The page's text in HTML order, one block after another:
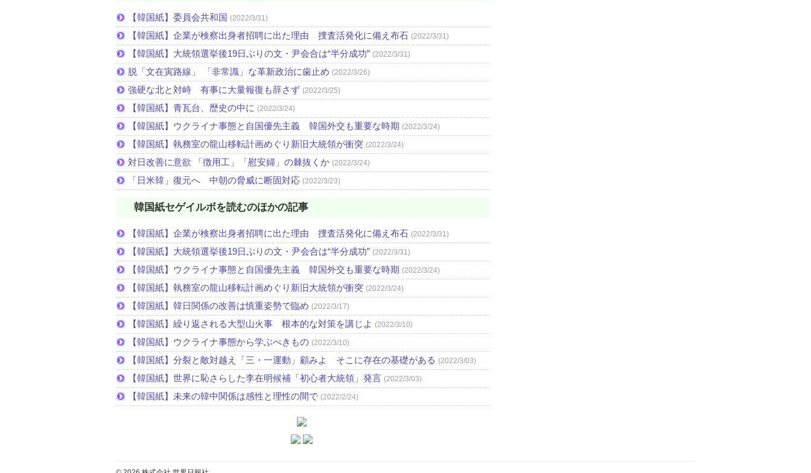
【韓国紙】委員会共和国 (2022/3/31)
【韓国紙】企業が検察出身者招聘に出た理由 捜査活発化に備え布石 (2022/3/31)
【韓国紙】大統領選挙後19日ぶりの文・尹会合は“半分成功” (2022/3/31)
脱「文在寅路線」 「非常識」な革新政治に歯止め (2022/3/26)
強硬な北と対峙 有事に大量報復も辞さず (2022/3/25)
【韓国紙】青瓦台、歴史の中に (2022/3/24)
【韓国紙】ウクライナ事態と自国優先主義 韓国外交も重要な時期 (2022/3/24)
【韓国紙】執務室の龍山移転計画めぐり新旧大統領が衝突 (2022/3/24)
対日改善に意欲 「徴用工」「慰安婦」の棘抜くか (2022/3/24)
「日米韓」復元へ 中朝の脅威に断固対応 (2022/3/23)
韓国紙セゲイルボを読むのほかの記事
【韓国紙】企業が検察出身者招聘に出た理由 捜査活発化に備え布石 (2022/3/31)
【韓国紙】大統領選挙後19日ぶりの文・尹会合は“半分成功” (2022/3/31)
【韓国紙】ウクライナ事態と自国優先主義 韓国外交も重要な時期 (2022/3/24)
【韓国紙】執務室の龍山移転計画めぐり新旧大統領が衝突 (2022/3/24)
【韓国紙】韓日関係の改善は慎重姿勢で臨め (2022/3/17)
【韓国紙】繰り返される大型山火事 根本的な対策を講じよ (2022/3/10)
【韓国紙】ウクライナ事態から学ぶべきもの (2022/3/10)
【韓国紙】分裂と敵対越え「三・一運動」顧みよ そこに存在の基礎がある (2022/3/03)
【韓国紙】世界に恥さらした李在明候補「初心者大統領」発言 (2022/3/03)
【韓国紙】未来の韓中関係は感性と理性の間で (2022/2/24)